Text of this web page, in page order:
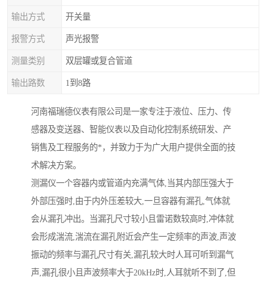
输出方式 开关量
报警方式 声光报警
测量类别 双层罐或复合管道
输出路数 1到8路
河南福瑞德仪表有限公司是一家专注于液位、压力、传
感器及变送器、智能仪表以及自动化控制系统研发、产
销售及工程服务的*，并致力于为广大用户提供全面的技
术解决方案。
测漏仪一个容器内或管道内充满气体,当其内部压强大于
外部压强时,由于内外压差较大,一旦容器有漏孔,气体就
会从漏孔冲出。当漏孔尺寸较小且雷诺数较高时,冲体就
会形成湍流,湍流在漏孔附近会产生一定频率的声波,声波
振动的频率与漏孔尺寸有关,漏孔较大时人耳可听到漏气
声,漏孔很小且声波频率大于20kHz时,人耳就听不到了,但